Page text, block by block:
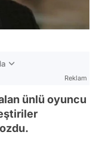
Reklam
ünlü oyuncu